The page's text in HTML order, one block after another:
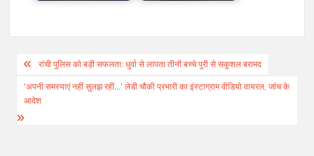
Post
navigation
रांची पुलिस को बड़ी सफलता: धुर्वा से लापता तीनों बच्चे पुरी से सकुशल बरामद
‘अपनी समस्याएं नहीं सुलझ रहीं…’ लेडी चौकी प्रभारी का इंस्टाग्राम वीडियो वायरल, जांच के
आदेश